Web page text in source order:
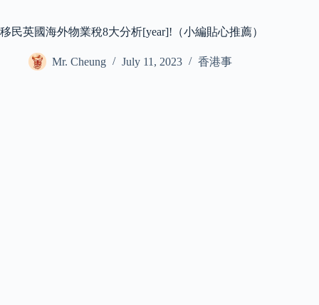
移民英國海外物業稅8大分析[year]!（小編貼心推薦）
Mr. Cheung July 11, 2023 香港事